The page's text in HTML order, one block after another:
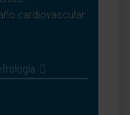
cardiovascular